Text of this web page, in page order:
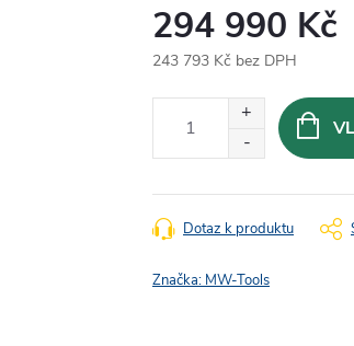
294 990 Kč
243 793 Kč bez DPH
Dotaz k produktu
Značka: MW-Tools